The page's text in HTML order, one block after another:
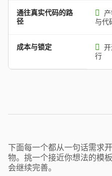
通往真实代码的路
径

与代
成本与锁定 
行
下面每一个都从一句话需求
物。挑一个接近你想法的模
会继续完善。